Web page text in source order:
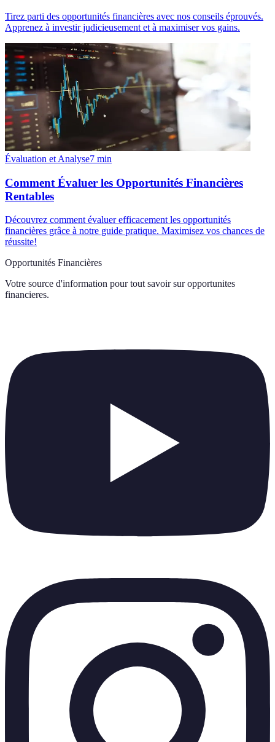
Tirez parti des opportunités financières avec nos conseils éprouvés.
Apprenez à investir judicieusement et à maximiser vos gains.
Évaluation et Analyse7 min
Comment Évaluer les Opportunités Financières
Rentables
Découvrez comment évaluer efficacement les opportunités
financières grâce à notre guide pratique. Maximisez vos chances de
réussite!
Opportunités Financières
Votre source d'information pour tout savoir sur opportunites
financieres.